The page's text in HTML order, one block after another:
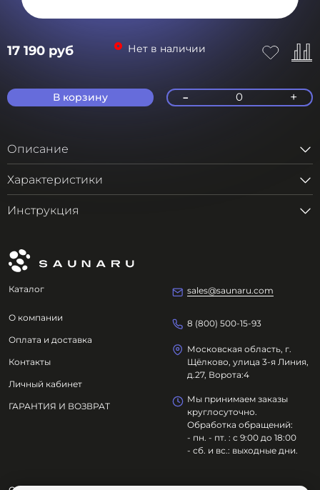
17 190 руб Нет в наличии
В корзину - 0 +
Описание
Характеристики
Инструкция
Каталог
О компании
Оплата и доставка
Контакты
Личный кабинет
ГАРАНТИЯ И ВОЗВРАТ
sales@saunaru.com
8 (800) 500-15-93
Московская область, г.
Щёлково, улица 3-я Линия,
д.27, Ворота:4
Мы принимаем заказы
круглосуточно.
Обработка обращений:
- пн. - пт. : с 9:00 до 18:00
- сб. и вс.: выходные дни.